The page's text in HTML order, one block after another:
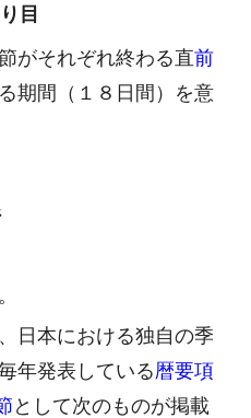
目
がそれぞれ終わる直前
期間（１８日間）を意
日本における独自の季
年発表している暦要項
として次のものが掲載